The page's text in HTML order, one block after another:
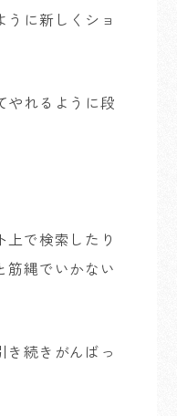
うに新しくショ
やれるように段
上で検索したり
筋縄でいかない
き続きがんばっ